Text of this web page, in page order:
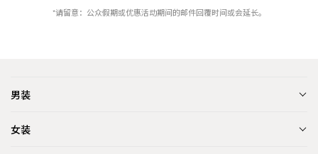
*请留意：公众假期或优惠活动期间的邮件回覆时间或会延长。
男装
女装